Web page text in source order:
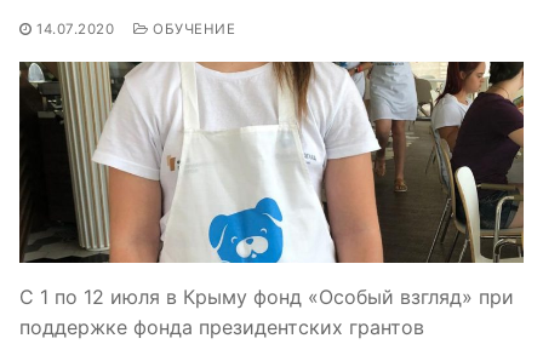
14.07.2020 ОБУЧЕНИЕ
С 1 по 12 июля в Крыму фонд «Особый взгляд» при
поддержке фонда президентских грантов